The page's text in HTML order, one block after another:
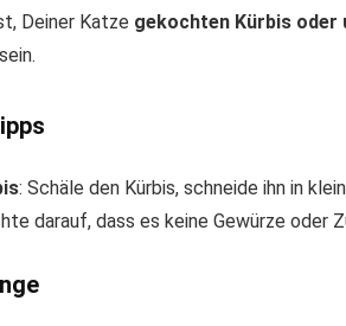
Deiner Katze gekochten Kürbis oder
: Schäle den Kürbis, schneide ihn in
darauf, dass es keine Gewürze oder